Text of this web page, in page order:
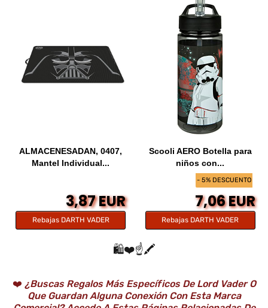
ALMACENESADAN, 0407,
Mantel Individual...
3,87 EUR
Rebajas DARTH VADER
- 5% DESCUENTO
Scooli AERO Botella para
niños con...
7,06 EUR
Rebajas DARTH VADER
🛍️❤️☝️🖍️
❤️ ¿Buscas Regalos Más Específicos De Lord Vader O
Que Guardan Alguna Conexión Con Esta Marca